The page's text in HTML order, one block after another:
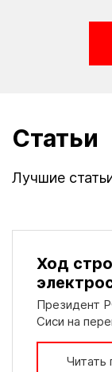
Статьи
Лучшие
Ход
Президент
Сиси на
Читать